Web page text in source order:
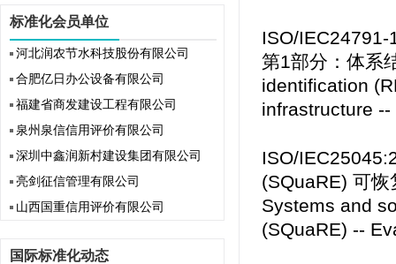
标准化会员单位
河北润农节水科技股份有限公司
合肥亿日办公设备有限公司
福建省商发建设工程有限公司
泉州泉信信用评价有限公司
深圳中鑫润新村建设集团有限公司
亮剑征信管理有限公司
山西国重信用评价有限公司
国际标准化动态
ISO/
第1部分：体系
identification
infrastructure
ISO/
(SQuaRE) 可
Systems and
(SQuaRE) --